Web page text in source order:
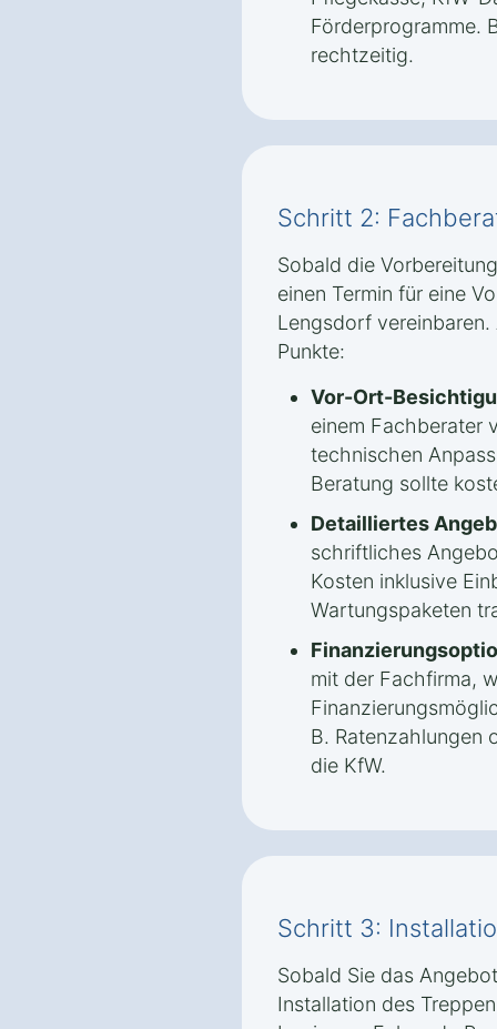
Förderprogramme.
rechtzeitig.
Schritt 2:
Sobald die
einen Termin für eine
Lengsdorf
Punkte:
Vor-Ort-
einem Fachberater
technischen
Beratung sollte
Detailliertes
schriftliches
Kosten inklusive
Wartungspaketen
mit der Fachfirma,
B. Ratenzahlungen
die KfW.
Schritt 3:
Sobald Sie das
Installation des